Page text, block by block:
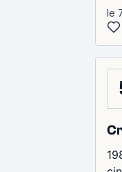
le